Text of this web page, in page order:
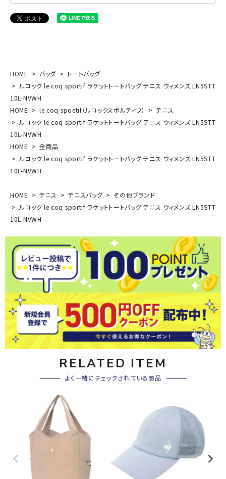
HOME バッグ
トートバッグ
ルコック le coq sportif ラケットトートバッグ テニス ウィメンズ LN5STT
10L-NVWH
HOME
le coq spoetif（ルコックスポルティフ）
テニス
ルコック le coq sportif ラケットトートバッグ テニス ウィメンズ LN5STT
10L-NVWH
HOME
全商品
ルコック le coq sportif ラケットトートバッグ テニス ウィメンズ LN5STT
10L-NVWH
HOME テニス テニスバッグ
その他ブランド
ルコック le coq sportif ラケットトートバッグ テニス ウィメンズ LN5STT
10L-NVWH
RELATED ITEM
よく一緒にチェックされている商品